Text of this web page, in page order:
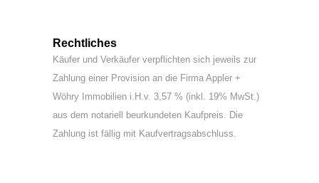
Rechtliches
Käufer und Verkäufer verpflichten sich jeweils zur
Zahlung einer Provision an die Firma Appler +
Wöhry Immobilien i.H.v. 3,57 % (inkl. 19% MwSt.)
aus dem notariell beurkundeten Kaufpreis. Die
Zahlung ist fällig mit Kaufvertragsabschluss.